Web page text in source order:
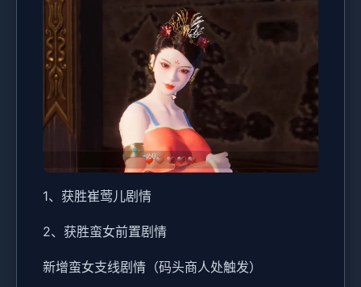
1、获胜崔莺儿剧情
2、获胜蛮女前置剧情
新增蛮女支线剧情（码头商人处触发）